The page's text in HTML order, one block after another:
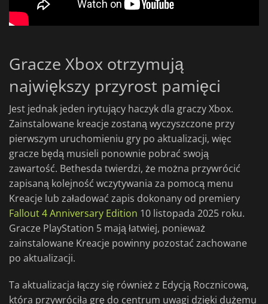
Gracze Xbox otrzymują
największy przyrost pamięci
Jest jednak jeden irytujący haczyk dla graczy Xbox.
Zainstalowane kreacje zostaną wyczyszczone przy
pierwszym uruchomieniu gry po aktualizacji, więc
gracze będą musieli ponownie pobrać swoją
zawartość. Bethesda twierdzi, że można przywrócić
zapisaną kolejność wczytywania za pomocą menu
Kreacje lub załadować zapis dokonany od premiery
Fallout 4 Anniversary Edition 10 listopada 2025 roku.
Gracze PlayStation 5 mają łatwiej, ponieważ
zainstalowane Kreacje powinny pozostać zachowane
po aktualizacji.
Ta aktualizacja łączy się również z Edycją Rocznicową,
która przywróciła grę do centrum uwagi dzięki dużemu